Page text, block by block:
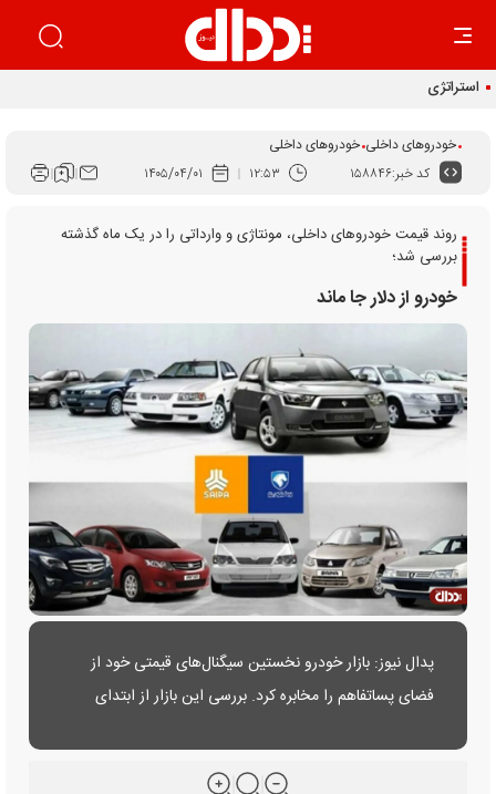
استراتژی جدید جنرال موتورز در چین
خودروهای داخلی خودروهای داخلی
کد خبر:۱۵۸۸۴۶ ۱۲:۵۳ ۱۴۰۵/۰۴/۰۱
روند قیمت خودرو‌های داخلی، مونتاژی و وارداتی را در یک ماه گذشته
بررسی شد؛
خودرو از دلار جا ماند
پدال نیوز: بازار خودرو نخستین سیگنال‌های قیمتی خود از
فضای پساتفاهم را مخابره کرد. بررسی این بازار از ابتدای